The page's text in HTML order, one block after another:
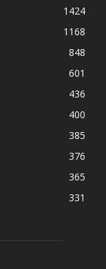
1424
1168
848
601
436
400
385
376
365
331